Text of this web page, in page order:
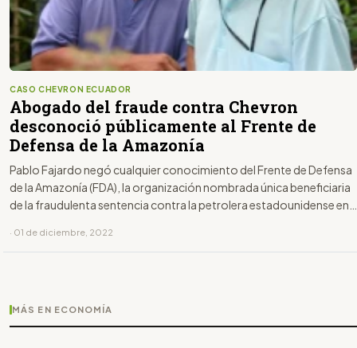
CASO CHEVRON ECUADOR
Abogado del fraude contra Chevron
desconoció públicamente al Frente de
Defensa de la Amazonía
Pablo Fajardo negó cualquier conocimiento del Frente de Defensa
de la Amazonía (FDA), la organización nombrada única beneficiaria
de la fraudulenta sentencia contra la petrolera estadounidense en
· 01 de diciembre, 2022
MÁS EN ECONOMÍA